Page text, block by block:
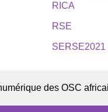
RICA
RSE
SERSE2021
des OSC africaines